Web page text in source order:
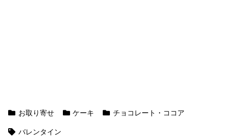
お取り寄せ ケーキ チョコレート・ココア
バレンタイン